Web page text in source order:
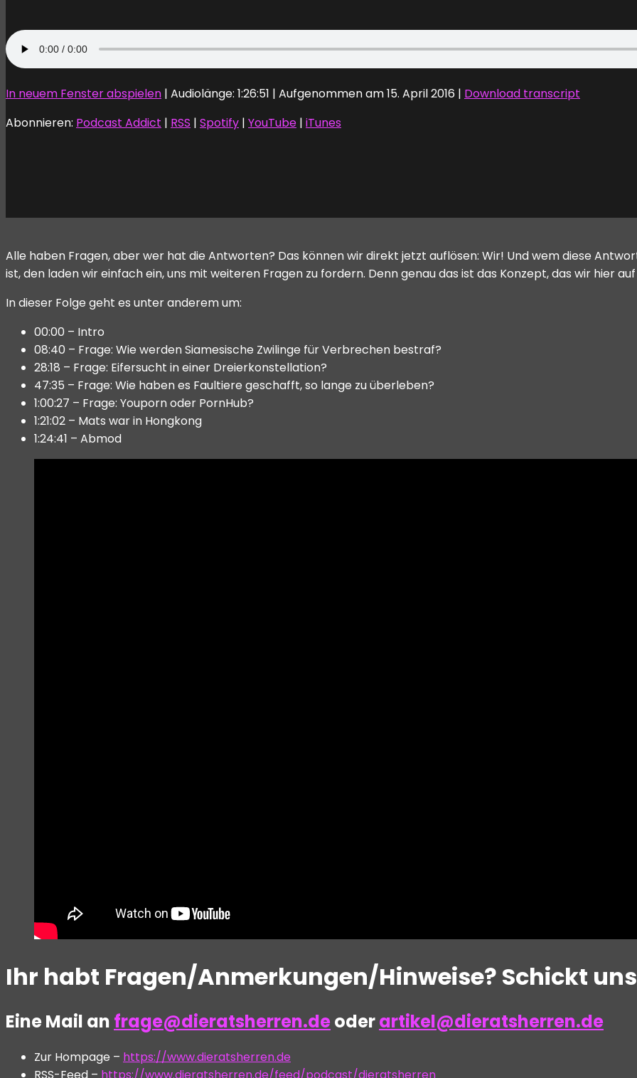
In neuem Fenster abspielen | Audiolänge: 1:26:51 | Aufgenommen am 15. April 2016 | Download transcript
Abonnieren: Podcast Addict | RSS | Spotify | YouTube | iTunes
Alle haben Fragen, aber wer hat die Antworten? Das können wir direkt jetzt auflösen: Wir! Und wem diese
ist, den laden wir einfach ein, uns mit weiteren Fragen zu fordern. Denn genau das ist das Konzept, das wir hier
In dieser Folge geht es unter anderem um:
00:00 – Intro
08:40 – Frage: Wie werden Siamesische Zwilinge für Verbrechen bestraf?
28:18 – Frage: Eifersucht in einer Dreierkonstellation?
47:35 – Frage: Wie haben es Faultiere geschafft, so lange zu überleben?
1:00:27 – Frage: Youporn oder PornHub?
1:21:02 – Mats war in Hongkong
1:24:41 – Abmod
Ihr habt Fragen/Anmerkungen/Hinweise? Schickt
Eine Mail an frage@dieratsherren.deoderartikel@dieratsherren.de
Zur Hompage – https://www.dieratsherren.de